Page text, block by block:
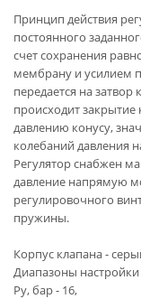
Принцип действия
постоянного
счет сохранения
мембрану и усилием
передается на затвор
происходит
давлению конусу,
колебаний давления
Регулятор снабжен
давление напрямую
регулировочного
пружины.
Корпус клапана -
Диапазоны настройки
Ру, бар - 16,